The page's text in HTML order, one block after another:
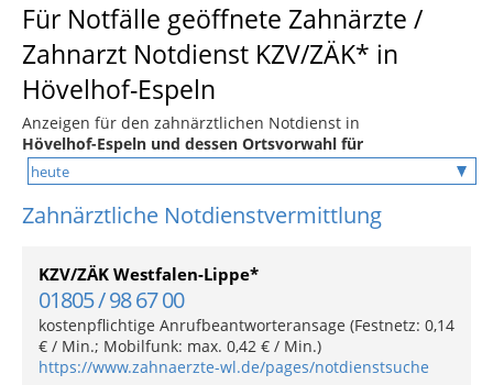
Für Notfälle geöffnete Zahnärzte /
Zahnarzt Notdienst KZV/ZÄK* in
Hövelhof-Espeln
Anzeigen für den zahnärztlichen Notdienst in
Hövelhof-Espeln und dessen Ortsvorwahl für
Zahnärztliche Notdienstvermittlung
KZV/ZÄK Westfalen-Lippe*
01805 / 98 67 00
kostenpflichtige Anrufbeantworteransage (Festnetz: 0,14
€ / Min.; Mobilfunk: max. 0,42 € / Min.)
https://www.zahnaerzte-wl.de/pages/notdienstsuche